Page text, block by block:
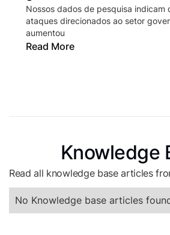
Nossos dados de pesquisa indicam
ataques direcionados ao setor
aumentou
Read More
Knowledge
Read all knowledge base articles
No Knowledge base articles